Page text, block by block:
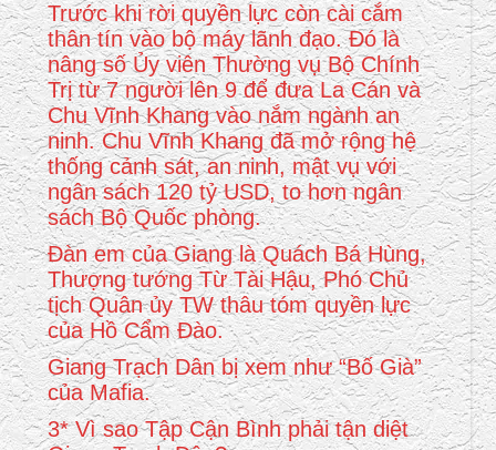
Trước khi rời quyền lực còn cài cắm
thân tín vào bộ máy lãnh đạo. Đó là
nâng số Ủy viên Thường vụ Bộ Chính
Trị từ 7 người lên 9 để đưa La Cán và
Chu Vĩnh Khang vào nắm ngành an
ninh. Chu Vĩnh Khang đã mở rộng hệ
thống cảnh sát, an ninh, mật vụ với
ngân sách 120 tỷ USD, to hơn ngân
sách Bộ Quốc phòng.
Đàn em của Giang là Quách Bá Hùng,
Thượng tướng Từ Tài Hậu, Phó Chủ
tịch Quân ủy TW thâu tóm quyền lực
của Hồ Cẩm Đào.
Giang Trạch Dân bị xem như “Bố Già”
của Mafia.
3* Vì sao Tập Cận Bình phải tận diệt